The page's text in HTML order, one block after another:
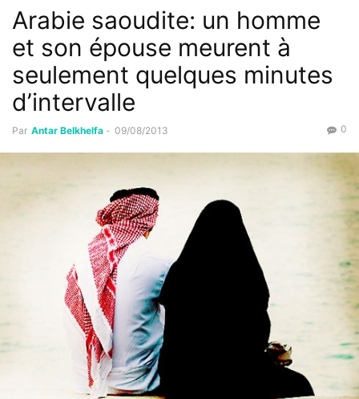
Arabie saoudite: un homme
et son épouse meurent à
seulement quelques minutes
d’intervalle
Par Antar Belkhelfa - 09/08/2013 0